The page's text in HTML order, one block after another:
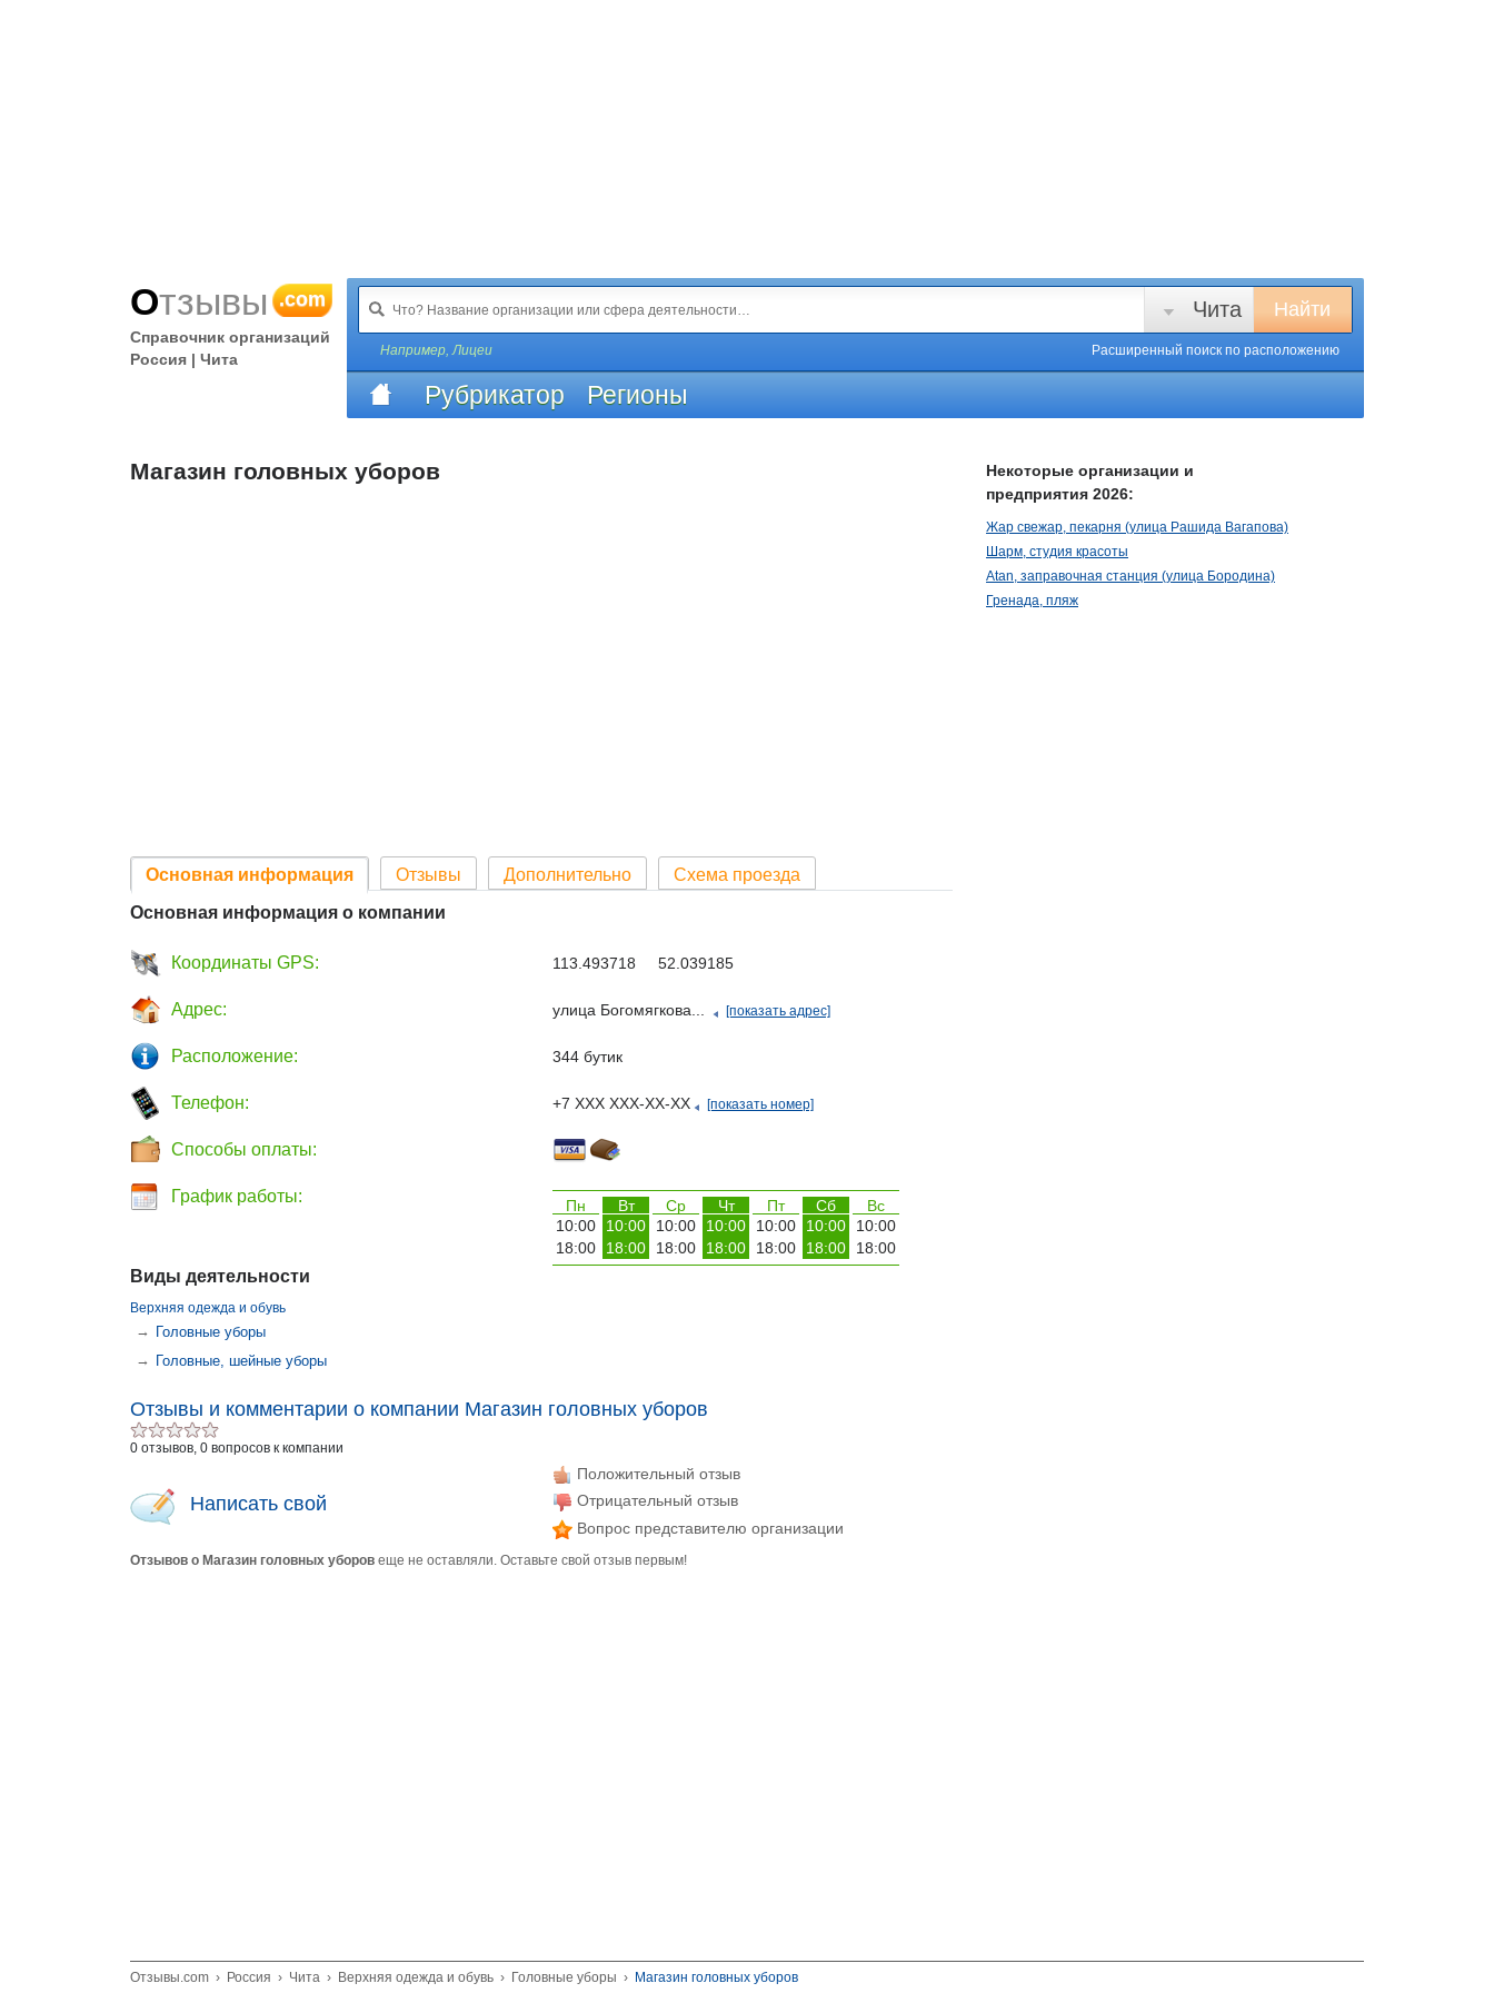
Отзывы .com
Справочник организаций
Россия | Чита
Найти
Чита
Например,Лицеи Расширенный поиск по расположению
Рубрикатор Регионы
Магазин головных уборов
Основная информация Отзывы Дополнительно
Схема проезда
Основная информация о компании
Координаты GPS: 113.493718 52.039185
Адрес: улица Богомягкова... [показать адрес]
Расположение: 344 бутик
Телефон: +7 ХХХ ХХХ-ХХ-ХХ [показать номер]
Способы оплаты:
График работы: Пн Вт Ср Чт Пт Сб
Вс
10:00
10:00 10:00 10:00 10:00 10:00
10:00
18:00
18:00 18:00 18:00 18:00 18:00 18:00
Виды деятельности
Верхняя одежда и обувь
→ Головные уборы
→ Головные, шейные уборы
Отзывы и комментарии о компании Магазин головных уборов
0 отзывов, 0 вопросов к компании
Написать свой
Положительный отзыв
Отрицательный отзыв
Вопрос представителю организации
Отзывов о Магазин головных уборов еще не оставляли. Оставьте свой отзыв первым!
Некоторые организации и
предприятия 2026:
Жар свежар, пекарня (улица Рашида Вагапова)
Шарм, студия красоты
Atan, заправочная станция (улица Бородина)
Гренада, пляж
Отзывы.com › Россия › Чита › Верхняя одежда и обувь › Головные уборы › Магазин головных уборов